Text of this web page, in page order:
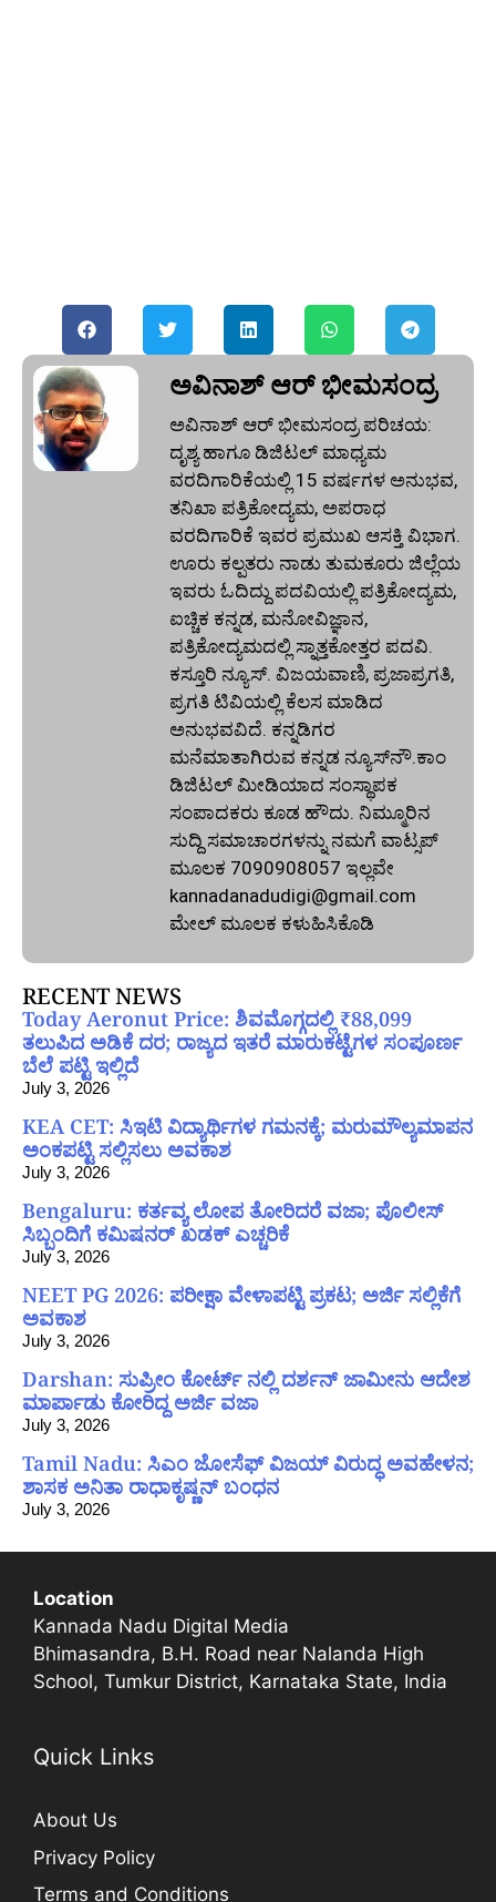
ಅವಿನಾಶ್‌ ಆರ್‌ ಭೀಮಸಂದ್ರ
ಅವಿನಾಶ್‌ ಆರ್‌ ಭೀಮಸಂದ್ರ ಪರಿಚಯ:
ದೃಶ್ಯ ಹಾಗೂ ಡಿಜಿಟಲ್ ಮಾಧ್ಯಮ
ವರದಿಗಾರಿಕೆಯಲ್ಲಿ 15 ವರ್ಷಗಳ ಅನುಭವ,
ತನಿಖಾ ಪತ್ರಿಕೋದ್ಯಮ, ಅಪರಾಧ
ವರದಿಗಾರಿಕೆ ಇವರ ಪ್ರಮುಖ ಆಸಕ್ತಿ ವಿಭಾಗ.
ಊರು ಕಲ್ಪತರು ನಾಡು ತುಮಕೂರು ಜಿಲ್ಲೆಯ
ಇವರು ಓದಿದ್ದು ಪದವಿಯಲ್ಲಿ ಪತ್ರಿಕೋದ್ಯಮ,
ಐಚ್ಚಿಕ ಕನ್ನಡ, ಮನೋವಿಜ್ಞಾನ,
ಪತ್ರಿಕೋದ್ಯಮದಲ್ಲಿ ಸ್ನಾತ್ತಕೋತ್ತರ ಪದವಿ.
ಕಸ್ತೂರಿ ನ್ಯೂಸ್‌. ವಿಜಯವಾಣಿ, ಪ್ರಜಾಪ್ರಗತಿ,
ಪ್ರಗತಿ ಟಿವಿಯಲ್ಲಿ ಕೆಲಸ ಮಾಡಿದ
ಅನುಭವವಿದೆ. ಕನ್ನಡಿಗರ
ಮನೆಮಾತಾಗಿರುವ ಕನ್ನಡ ನ್ಯೂಸ್‌ನೌ.ಕಾಂ
ಡಿಜಿಟಲ್‌ ಮೀಡಿಯಾದ ಸಂಸ್ಥಾಪಕ
ಸಂಪಾದಕರು ಕೂಡ ಹೌದು. ನಿಮ್ಮೂರಿನ
ಸುದ್ದಿ ಸಮಾಚಾರಗಳನ್ನು ನಮಗೆ ವಾಟ್ಸಪ್‌
ಮೂಲಕ 7090908057 ಇಲ್ಲವೇ
kannadanadudigi@gmail.com
ಮೇಲ್‌ ಮೂಲಕ ಕಳುಹಿಸಿಕೊಡಿ
RECENT NEWS
Today Aeronut Price: ಶಿವಮೊಗ್ಗದಲ್ಲಿ ₹88,099
ತಲುಪಿದ ಅಡಿಕೆ ದರ; ರಾಜ್ಯದ ಇತರೆ ಮಾರುಕಟ್ಟೆಗಳ ಸಂಪೂರ್ಣ
ಬೆಲೆ ಪಟ್ಟಿ ಇಲ್ಲಿದೆ
July 3, 2026
KEA CET: ಸಿಇಟಿ ವಿದ್ಯಾರ್ಥಿಗಳ ಗಮನಕ್ಕೆ; ಮರುಮೌಲ್ಯಮಾಪನ
ಅಂಕಪಟ್ಟಿ ಸಲ್ಲಿಸಲು ಅವಕಾಶ
July 3, 2026
Bengaluru: ಕರ್ತವ್ಯ ಲೋಪ ತೋರಿದರೆ ವಜಾ; ಪೊಲೀಸ್
ಸಿಬ್ಬಂದಿಗೆ ಕಮಿಷನರ್ ಖಡಕ್ ಎಚ್ಚರಿಕೆ
July 3, 2026
NEET PG 2026: ಪರೀಕ್ಷಾ ವೇಳಾಪಟ್ಟಿ ಪ್ರಕಟ; ಅರ್ಜಿ ಸಲ್ಲಿಕೆಗೆ
ಅವಕಾಶ
July 3, 2026
Darshan: ಸುಪ್ರೀಂ ಕೋರ್ಟ್ ನಲ್ಲಿ ದರ್ಶನ್ ಜಾಮೀನು ಆದೇಶ
ಮಾರ್ಪಾಡು ಕೋರಿದ್ದ ಅರ್ಜಿ ವಜಾ
July 3, 2026
Tamil Nadu: ಸಿಎಂ ಜೋಸೆಫ್ ವಿಜಯ್ ವಿರುದ್ಧ ಅವಹೇಳನ;
ಶಾಸಕ ಅನಿತಾ ರಾಧಾಕೃಷ್ಣನ್ ಬಂಧನ
July 3, 2026
Location
Kannada Nadu Digital Media
Bhimasandra, B.H. Road near Nalanda High
School, Tumkur District, Karnataka State, India
Quick Links
About Us
Privacy Policy
Terms and Conditions